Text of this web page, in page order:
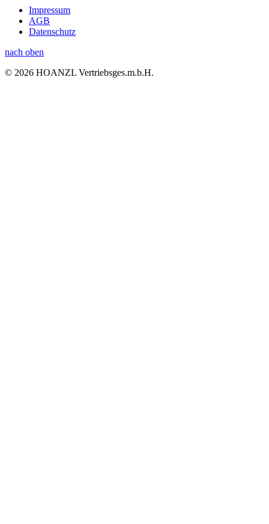
Impressum
AGB
Datenschutz
nach oben
© 2026 HOANZL Vertriebsges.m.b.H.